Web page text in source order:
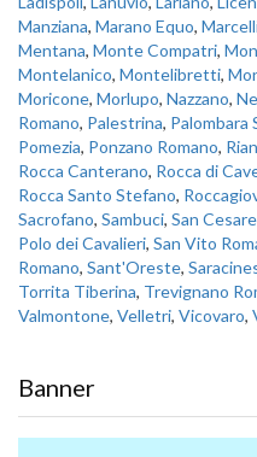
Manziana, Marano Equo,
Mentana, Monte Compatri,
Montelanico, Montelibretti,
Moricone, Morlupo, Nazzano,
Romano, Palestrina, Palombara
Pomezia, Ponzano Romano,
Rocca Canterano, Rocca di
Rocca Santo Stefano,
Sacrofano, Sambuci, San
Polo dei Cavalieri, San Vito
Romano, Sant'Oreste,
Torrita Tiberina, Trevignano
Valmontone, Velletri, Vicovaro,
Banner